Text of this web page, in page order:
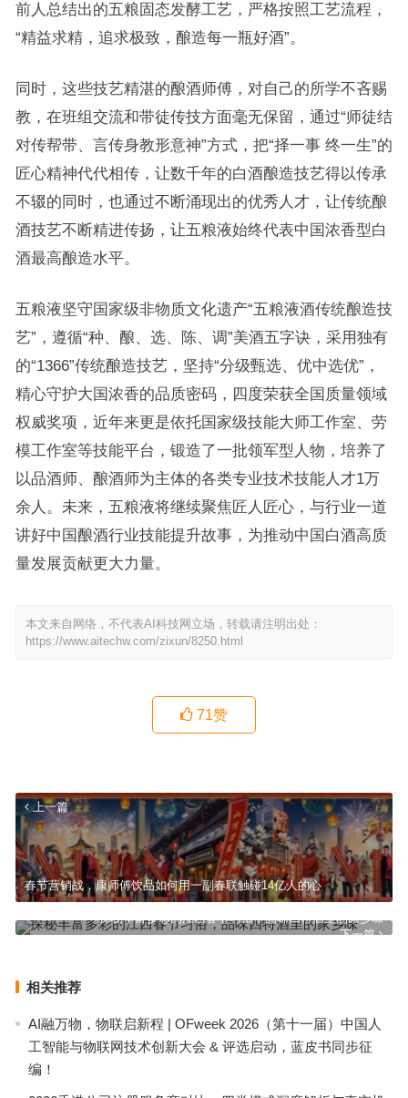
前人总结出的五粮固态发酵工艺，严格按照工艺流程，
“精益求精，追求极致，酿造每一瓶好酒”。
同时，这些技艺精湛的酿酒师傅，对自己的所学不吝赐
教，在班组交流和带徒传技方面毫无保留，通过“师徒结
对传帮带、言传身教形意神”方式，把“择一事 终一生”的
匠心精神代代相传，让数千年的白酒酿造技艺得以传承
不辍的同时，也通过不断涌现出的优秀人才，让传统酿
酒技艺不断精进传扬，让五粮液始终代表中国浓香型白
酒最高酿造水平。
五粮液坚守国家级非物质文化遗产“五粮液酒传统酿造技
艺”，遵循“种、酿、选、陈、调”美酒五字诀，采用独有
的“1366”传统酿造技艺，坚持“分级甄选、优中选优”，
精心守护大国浓香的品质密码，四度荣获全国质量领域
权威奖项，近年来更是依托国家级技能大师工作室、劳
模工作室等技能平台，锻造了一批领军型人物，培养了
以品酒师、酿酒师为主体的各类专业技术技能人才1万
余人。未来，五粮液将继续聚焦匠人匠心，与行业一道
讲好中国酿酒行业技能提升故事，为推动中国白酒高质
量发展贡献更大力量。
本文来自网络，不代表AI科技网立场，转载请注明出处：
https://www.aitechw.com/zixun/8250.html
71赞
上一篇
春节营销战，康师傅饮品如何用一副春联触碰14亿人的心
下一篇
探秘丰富多彩的江西春节习俗，品味四特酒里的家乡味
相关推荐
AI融万物，物联启新程 | OFweek 2026（第十一届）中国人
工智能与物联网技术创新大会 & 评选启动，蓝皮书同步征
编！